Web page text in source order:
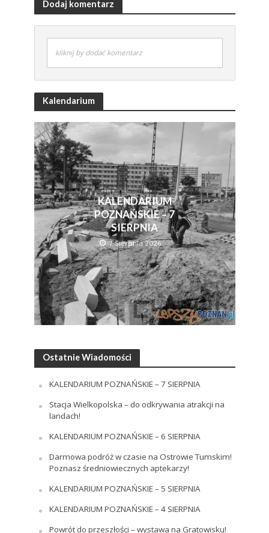
Dodaj komentarz
kliknij by dodać komentarz
Kalendarium
KALENDARIUM
POZNAŃSKIE – 7
SIERPNIA
7 Sierpnia 2026
Ostatnie Wiadomości
KALENDARIUM POZNAŃSKIE – 7 SIERPNIA
Stacja Wielkopolska – do odkrywania atrakcji na
landach!
KALENDARIUM POZNAŃSKIE – 6 SIERPNIA
Darmowa podróż w czasie na Ostrowie Tumskim!
Poznasz średniowiecznych aptekarzy!
KALENDARIUM POZNAŃSKIE – 5 SIERPNIA
KALENDARIUM POZNAŃSKIE – 4 SIERPNIA
Powrót do przeszłości – wystawa na Gratowisku!